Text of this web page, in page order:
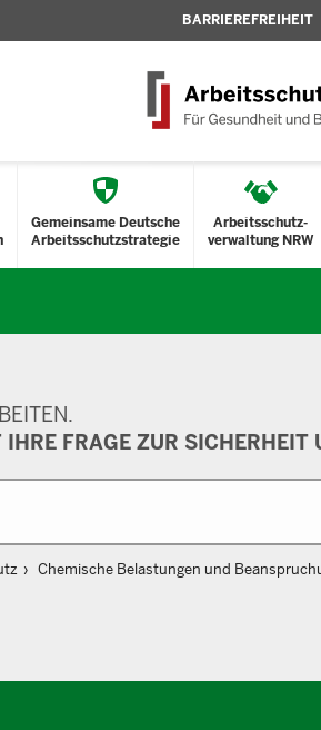
BARRIEREFREIHEIT
Gemeinsame Deutsche
Arbeitsschutzstrategie
Arbeitsschutz-
verwaltung NRW
FRAGE ZUR SICHERHEIT
Chemische Belastungen und